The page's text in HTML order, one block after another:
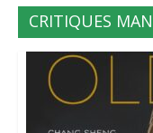
CRITIQUES